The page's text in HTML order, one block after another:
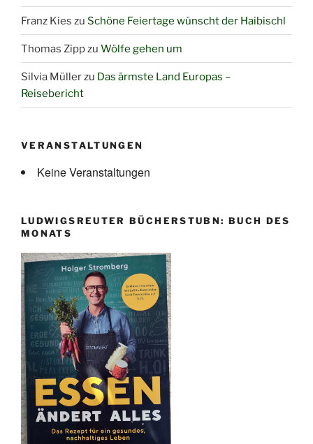
Franz Kies zu Schöne Feiertage wünscht der Haibischl
Thomas Zippzu Wölfe gehen um
Silvia Müllerzu Das ärmste Land Europas –
Reisebericht
VERANSTALTUNGEN
Keine Veranstaltungen
LUDWIGSREUTER BÜCHERSTUBN: BUCH DES
MONATS